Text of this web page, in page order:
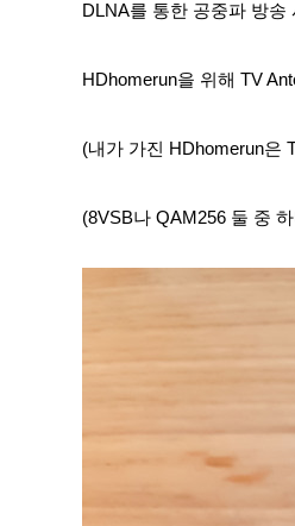
DLNA를 통한 공중파 방송
HDhomerun을 위해 TV
(내가 가진 HDhomerun은
(8VSB나 QAM256 둘 중